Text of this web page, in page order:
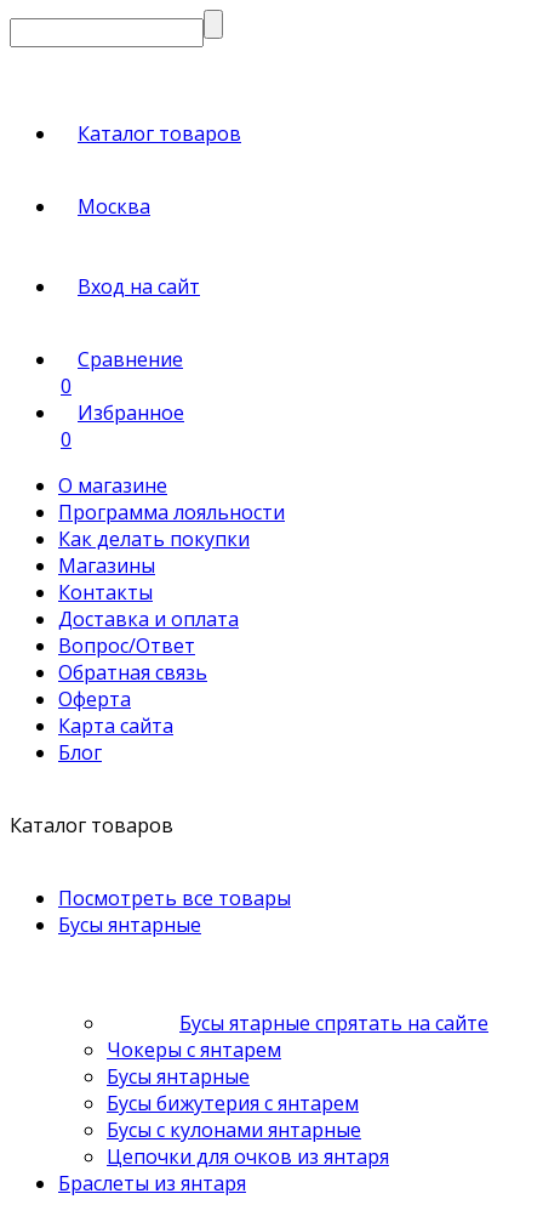
Каталог товаров
Москва
Вход на сайт
Сравнение
0
Избранное
0
О магазине
Программа лояльности
Как делать покупки
Магазины
Контакты
Доставка и оплата
Вопрос/Ответ
Обратная связь
Оферта
Карта сайта
Блог
Каталог товаров
Посмотреть все товары
Бусы янтарные
Бусы ятарные спрятать на сайте
Чокеры с янтарем
Бусы янтарные
Бусы бижутерия с янтарем
Бусы с кулонами янтарные
Цепочки для очков из янтаря
Браслеты из янтаря